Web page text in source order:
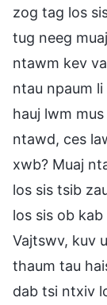
zog tag los
tug neeg
ntawm kev
ntau npaum
hauj lwm
ntawd, ces
xwb? Muaj
los sis tsib
los sis ob kab
Vajtswv, kuv
thaum tau
dab tsi ntxiv